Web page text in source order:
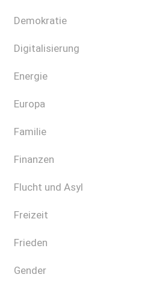
Demokratie
Digitalisierung
Energie
Europa
Familie
Finanzen
Flucht und Asyl
Freizeit
Frieden
Gender